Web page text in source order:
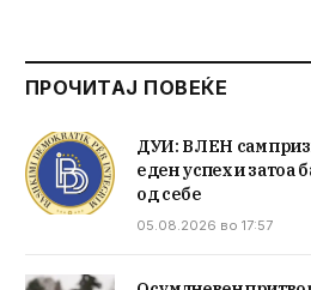
ПРОЧИТАЈ ПОВЕЌЕ
ДУИ: ВЛЕН сам
еден успех и затоа
од себе
05.08.2026 во 17:57